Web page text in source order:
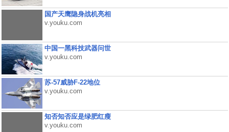
国产天鹰隐身战机亮相
v.youku.com
中国一黑科技武器问世
v.youku.com
苏-57威胁F-22地位
v.youku.com
知否知否应是绿肥红瘦
v.youku.com